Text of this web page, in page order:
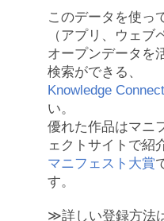
このデータを使っ
（アプリ、ウェブ
オープンデータを
検索ができる、
Knowledge
い。
優れた作品はマニ
ェクトサイトで紹
マニフェスト大賞
す。
≫詳しい登録方法